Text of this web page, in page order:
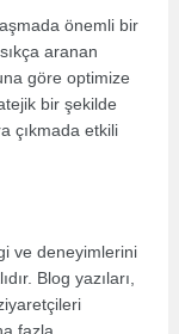
önemli bir
aranan
göre optimize
bir şekilde
çıkmada etkili
ve deneyimlerini
Blog yazıları,